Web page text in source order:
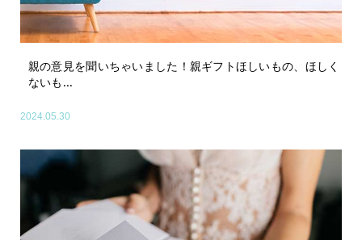
親の意見を聞いちゃいました！親ギフトほしいもの、ほしく
ないも...
2024.05.30